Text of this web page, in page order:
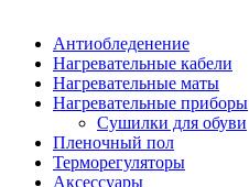
Антиобледенение
Нагревательные кабели
Нагревательные маты
Нагревательные приборы
Сушилки для обуви
Пленочный пол
Терморегуляторы
Аксессуары